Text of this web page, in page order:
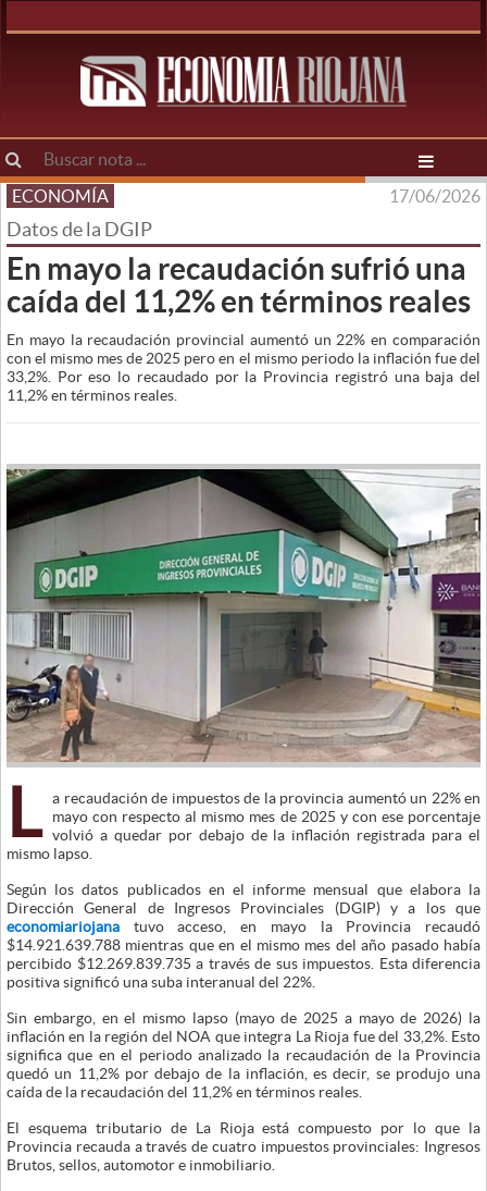
ECONOMÍA 17/06/2026
Datos de la DGIP
En mayo la recaudación sufrió una
caída del 11,2% en términos reales
En mayo la recaudación provincial aumentó un 22% en comparación
con el mismo mes de 2025 pero en el mismo periodo la inflación fue del
33,2%. Por eso lo recaudado por la Provincia registró una baja del
11,2% en términos reales.
L
a recaudación de impuestos de la provincia aumentó un 22% en
mayo con respecto al mismo mes de 2025 y con ese porcentaje
volvió a quedar por debajo de la inflación registrada para el
mismo lapso.
Según los datos publicados en el informe mensual que elabora la
Dirección General de Ingresos Provinciales (DGIP) y a los que
economiariojana tuvo acceso, en mayo la Provincia recaudó
$14.921.639.788 mientras que en el mismo mes del año pasado había
percibido $12.269.839.735 a través de sus impuestos. Esta diferencia
positiva significó una suba interanual del 22%.
Sin embargo, en el mismo lapso (mayo de 2025 a mayo de 2026) la
inflación en la región del NOA que integra La Rioja fue del 33,2%. Esto
significa que en el periodo analizado la recaudación de la Provincia
quedó un 11,2% por debajo de la inflación, es decir, se produjo una
caída de la recaudación del 11,2% en términos reales.
El esquema tributario de La Rioja está compuesto por lo que la
Provincia recauda a través de cuatro impuestos provinciales: Ingresos
Brutos, sellos, automotor e inmobiliario.